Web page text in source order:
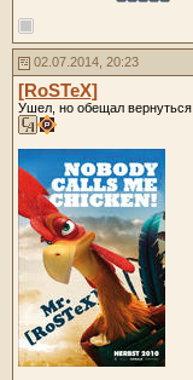
02.07.2014, 20:23
[RoSTeX]
Ушел, но обещал вернуться